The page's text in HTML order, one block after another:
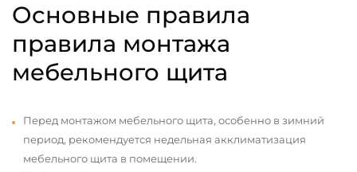
Основные правила
правила монтажа
мебельного щита
Перед монтажом мебельного щита, особенно в зимний
период, рекомендуется недельная акклиматизация
мебельного щита в помещении.